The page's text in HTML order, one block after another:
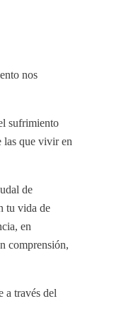
nos
sufrimiento
las que vivir en
de
tu vida de
en
comprensión,
a través del